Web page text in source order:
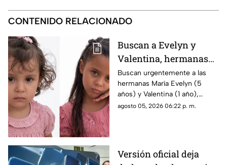
CONTENIDO RELACIONADO
Buscan a Evelyn y
Valentina, hermanas
de 1 y 5 años
desaparecidas en
Torreón
Buscan urgentemente a las
hermanas María Evelyn (5
años) y Valentina (1 año),
desaparecidas en Torreón
agosto 05, 2026 06:22 p. m.
Versión oficial deja